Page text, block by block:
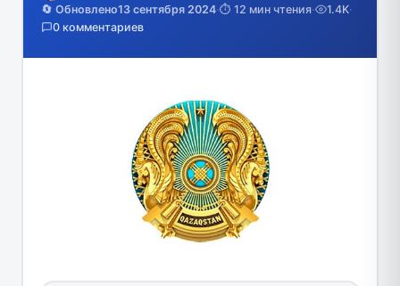
🔄 Обновлено13 сентября 2024·⏱️ 12 мин чтения· 1.4K·
0 комментариев